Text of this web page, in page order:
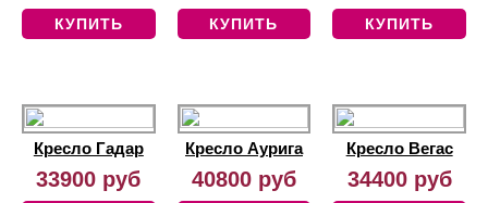
КУПИТЬ КУПИТЬ КУПИТЬ
Кресло Гадар
33900 руб
Кресло Аурига
40800 руб
Кресло Вегас
34400 руб